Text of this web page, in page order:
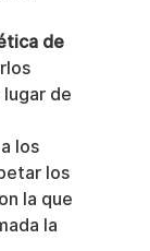
de
de
los
los
la que
la